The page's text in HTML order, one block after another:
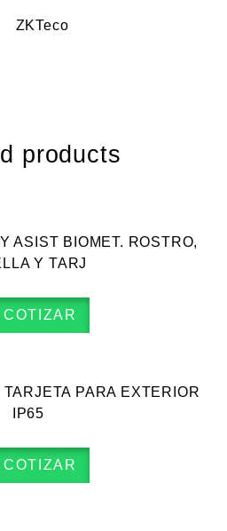
ZKTeco
products
ASIST BIOMET. ROSTRO,
Y TARJ
COTIZAR
PARA EXTERIOR
IP65
COTIZAR